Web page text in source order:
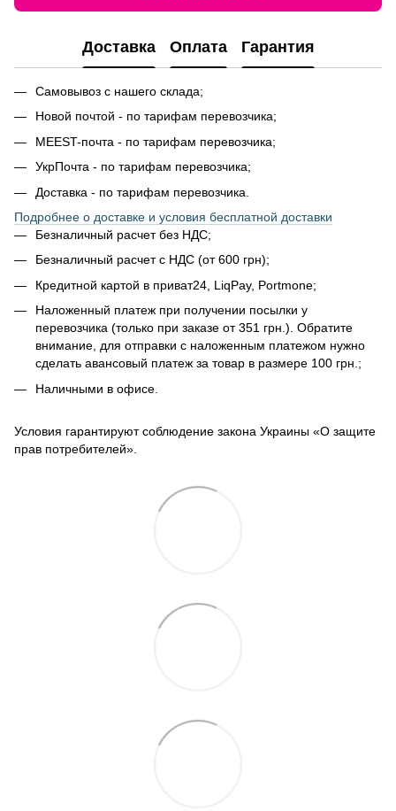
Доставка Оплата Гарантия
Самовывоз с нашего склада;
Новой почтой - по тарифам перевозчика;
MEEST-почта - по тарифам перевозчика;
УкрПочта - по тарифам перевозчика;
Доставка - по тарифам перевозчика.
Подробнее о доставке и условия бесплатной доставки
Безналичный расчет без НДС;
Безналичный расчет с НДС (от 600 грн);
Кредитной картой в приват24, LiqPay, Portmone;
Наложенный платеж при получении посылки у
перевозчика (только при заказе от 351 грн.). Обратите
внимание, для отправки с наложенным платежом нужно
сделать авансовый платеж за товар в размере 100 грн.;
Наличными в офисе.
Условия гарантируют соблюдение закона Украины «О защите
прав потребителей».